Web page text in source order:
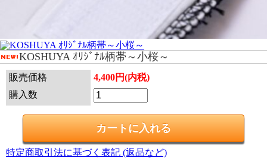
KOSHUYA ｵﾘｼﾞﾅﾙ柄帯～小桜～
販売価格
4,400円(内税)
購入数
特定商取引法に基づく表記 (返品など)